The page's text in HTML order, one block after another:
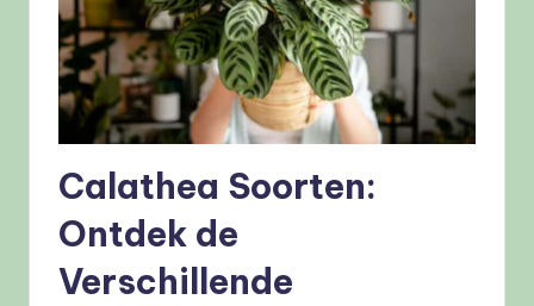
Calathea Soorten:
Ontdek de
Verschillende